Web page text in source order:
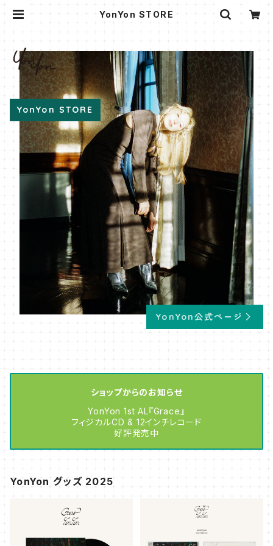
YonYon STORE
YonYon STORE
YonYon公式ページ
ショップからのお知らせ
YonYon 1st AL『Grace』
フィジカルCD & 12インチレコード
好評発売中
YonYon グッズ 2025